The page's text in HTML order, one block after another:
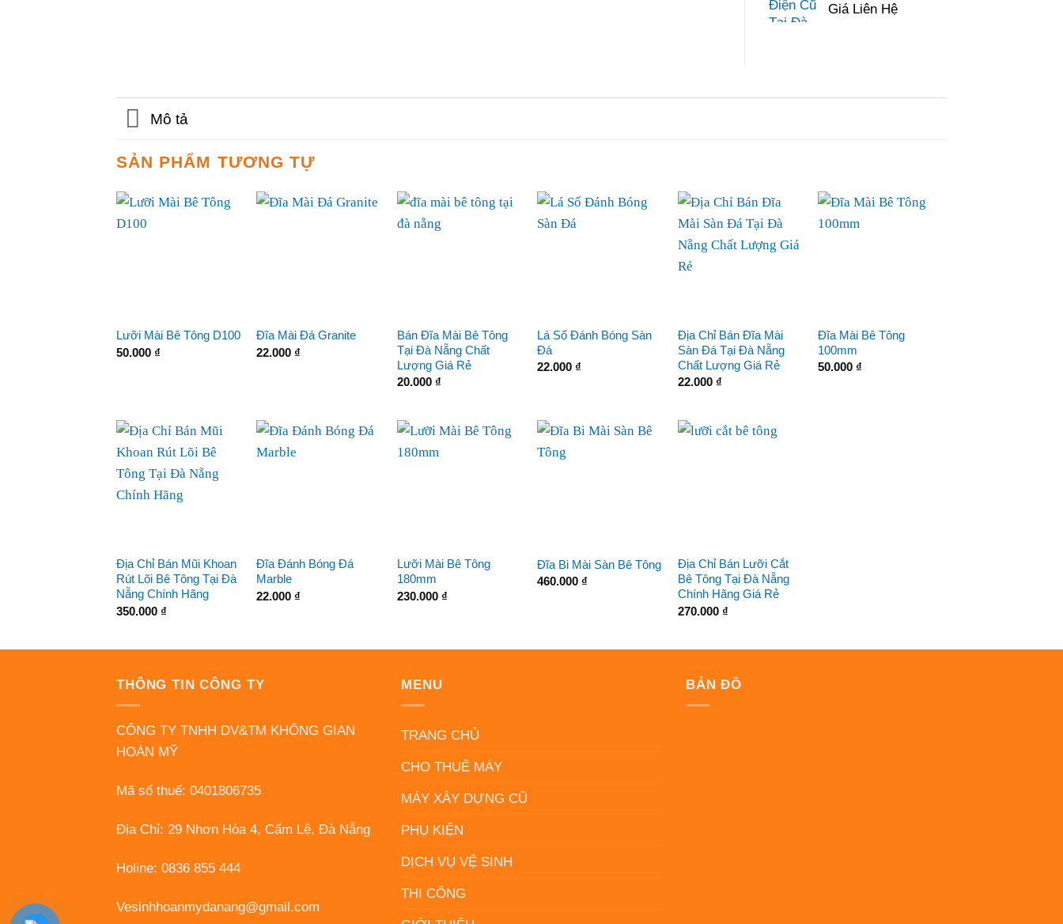
Giá Liên Hệ
Mô tả
SẢN PHẨM TƯƠNG TỰ
Lưỡi Mài Bê Tông D100
50.000 ₫
Đĩa Mài Đá Granite
22.000 ₫
Bán Đĩa Mài Bê Tông
Tại Đà Nẵng Chất
Lượng Giá Rẻ
20.000 ₫
Lá Số Đánh Bóng Sàn
Đá
22.000 ₫
Địa Chỉ Bán Đĩa Mài
Sàn Đá Tại Đà Nẵng
Chất Lượng Giá Rẻ
22.000 ₫
Đĩa Mài Bê Tông
100mm
50.000 ₫
Địa Chỉ Bán Mũi Khoan
Rút Lõi Bê Tông Tại Đà
Nẵng Chính Hãng
350.000 ₫
Đĩa Đánh Bóng Đá
Marble
22.000 ₫
Lưỡi Mài Bê Tông
180mm
230.000 ₫
Đĩa Bi Mài Sàn Bê Tông
460.000 ₫
Địa Chỉ Bán Lưỡi Cắt
Bê Tông Tại Đà Nẵng
Chính Hãng Giá Rẻ
270.000 ₫
THÔNG TIN CÔNG TY
CÔNG TY TNHH DV&TM KHÔNG GIAN
HOÀN MỸ
Mã số thuế: 0401806735
Địa Chỉ: 29 Nhơn Hòa 4, Cẩm Lệ, Đà Nẵng
Holine: 0836 855 444
Vesinhhoanmydanang@gmail.com
MENU
TRANG CHỦ
CHO THUÊ MÁY
MÁY XÂY DỰNG CŨ
PHỤ KIỆN
DỊCH VỤ VỆ SINH
THI CÔNG
BẢN ĐỒ